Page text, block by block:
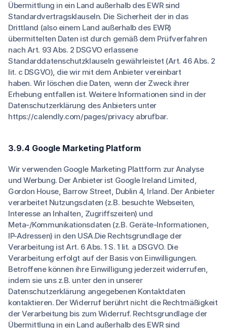
Übermittlung in ein Land außerhalb des EWR sind
Standardvertragsklauseln. Die Sicherheit der in das
Drittland (also einem Land außerhalb des EWR)
übermittelten Daten ist durch gemäß dem Prüfverfahren
nach Art. 93 Abs. 2 DSGVO erlassene
Standarddatenschutzklauseln gewährleistet (Art. 46 Abs. 2
lit. c DSGVO), die wir mit dem Anbieter vereinbart
haben. Wir löschen die Daten, wenn der Zweck ihrer
Erhebung entfallen ist. Weitere Informationen sind in der
Datenschutzerklärung des Anbieters unter
https://calendly.com/pages/privacy abrufbar.
3.9.4 Google Marketing Platform
Wir verwenden Google Marketing Plattform zur Analyse
und Werbung. Der Anbieter ist Google Ireland Limited,
Gordon House, Barrow Street, Dublin 4, Irland. Der Anbieter
verarbeitet Nutzungsdaten (z.B. besuchte Webseiten,
Interesse an Inhalten, Zugriffszeiten) und
Meta-/Kommunikationsdaten (z.B. Geräte-Informationen,
IP-Adressen) in den USA.Die Rechtsgrundlage der
Verarbeitung ist Art. 6 Abs. 1 S. 1 lit. a DSGVO. Die
Verarbeitung erfolgt auf der Basis von Einwilligungen.
Betroffene können ihre Einwilligung jederzeit widerrufen,
indem sie uns z.B. unter den in unserer
Datenschutzerklärung angegebenen Kontaktdaten
kontaktieren. Der Widerruf berührt nicht die Rechtmäßigkeit
der Verarbeitung bis zum Widerruf. Rechtsgrundlage der
Übermittlung in ein Land außerhalb des EWR sind